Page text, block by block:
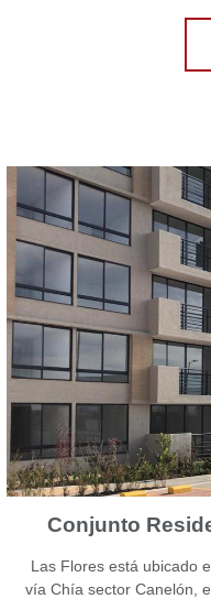
Conjunto
Las Flores está ubicado
vía Chía sector Canelón,